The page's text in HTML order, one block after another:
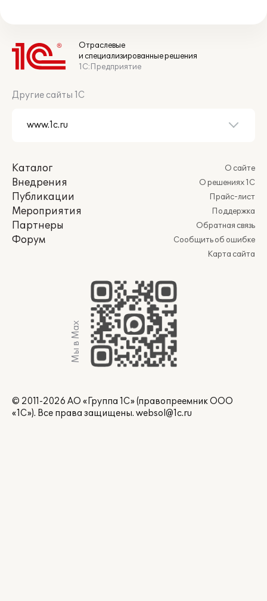
Отраслевые
и специализированные решения
1С:Предприятие
Другие сайты 1С
Каталог
Внедрения
Публикации
Мероприятия
Партнеры
Форум
О сайте
О решениях 1С
Прайс-лист
Поддержка
Обратная связь
Сообщить об ошибке
Карта сайта
Мы в Max
© 2011-2026 АО «Группа 1С» (правопреемник ООО
«1С»). Все права защищены. websol@1c.ru